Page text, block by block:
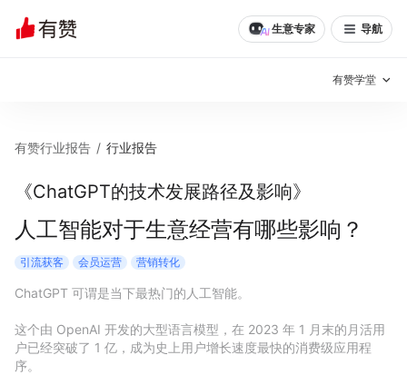
生意专家 导航
有赞学堂
有赞说增长
有赞说案例拆解 有赞专家说
有赞成功案例
有赞春季发布会 实干家直播间
有赞行业报告 / 行业报告
《ChatGPT的技术发展路径及影响》
人工智能对于生意经营有哪些影响？
引流获客 会员运营 营销转化
ChatGPT 可谓是当下最热门的人工智能。
这个由 OpenAI 开发的大型语言模型，在 2023 年 1 月末的月活用
户已经突破了 1 亿，成为史上用户增长速度最快的消费级应用程
序。